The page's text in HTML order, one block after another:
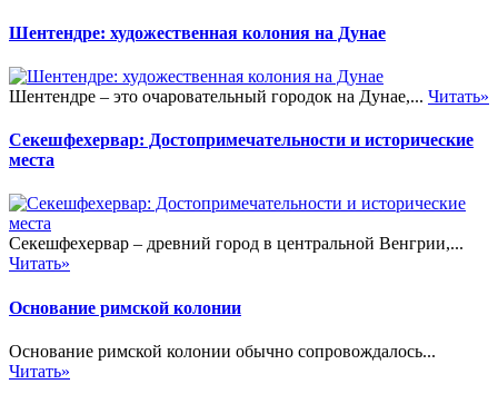
Шентендре: художественная колония на Дунае
Шентендре – это очаровательный городок на Дунае,... Читать»
Секешфехервар: Достопримечательности и исторические
места
Секешфехервар – древний город в центральной Венгрии,...
Читать»
Основание римской колонии
Основание римской колонии обычно сопровождалось...
Читать»